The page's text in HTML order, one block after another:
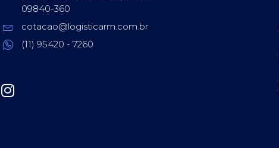
09840-360
cotacao@logisticarm.com.br
(11) 95420 - 7260